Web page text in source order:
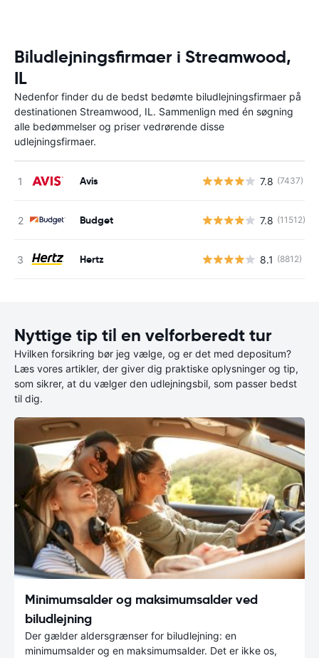
Biludlejningsfirmaer i Streamwood,
IL
Nedenfor finder du de bedst bedømte biludlejningsfirmaer på
destinationen Streamwood, IL. Sammenlign med én søgning
alle bedømmelser og priser vedrørende disse
udlejningsfirmaer.
Avis 7.8 (7437)
Budget 7.8 (11512)
Hertz 8.1 (8812)
Nyttige tip til en velforberedt tur
Hvilken forsikring bør jeg vælge, og er det med depositum?
Læs vores artikler, der giver dig praktiske oplysninger og tip,
som sikrer, at du vælger den udlejningsbil, som passer bedst
til dig.
Minimumsalder og maksimumsalder ved
biludlejning
Der gælder aldersgrænser for biludlejning: en
minimumsalder og en maksimumsalder. Det er ikke os,